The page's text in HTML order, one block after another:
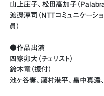
山上庄子、松田高加子（
渡邊淳司（NTTコミュニケー
員）
●作品出演
四家卯大（チェリスト）
鈴木竜（振付）
池ヶ谷奏、藤村港平、畠中真濃